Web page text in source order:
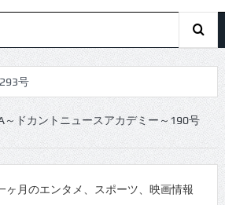
号
号
号
号
～ドカントニュースアカデミー～190号
ヶ月のエンタメ、スポーツ、映画情報